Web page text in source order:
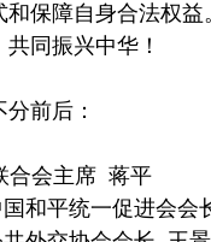
保障自身合法权
同振兴中华！
前后：
合会主席 蒋平
国和平统一促进会